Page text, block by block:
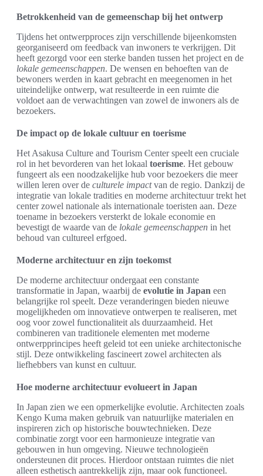
Betrokkenheid van de gemeenschap bij het ontwerp
Tijdens het ontwerpproces zijn verschillende bijeenkomsten
georganiseerd om feedback van inwoners te verkrijgen. Dit
heeft gezorgd voor een sterke banden tussen het project en de
lokale gemeenschappen. De wensen en behoeften van de
bewoners werden in kaart gebracht en meegenomen in het
uiteindelijke ontwerp, wat resulteerde in een ruimte die
voldoet aan de verwachtingen van zowel de inwoners als de
bezoekers.
De impact op de lokale cultuur en toerisme
Het Asakusa Culture and Tourism Center speelt een cruciale
rol in het bevorderen van het lokaal toerisme. Het gebouw
fungeert als een noodzakelijke hub voor bezoekers die meer
willen leren over de culturele impactvan de regio. Dankzij de
integratie van lokale tradities en moderne architectuur trekt het
center zowel nationale als internationale toeristen aan. Deze
toename in bezoekers versterkt de lokale economie en
bevestigt de waarde van de lokale gemeenschappen in het
behoud van cultureel erfgoed.
Moderne architectuur en zijn toekomst
De moderne architectuur ondergaat een constante
transformatie in Japan, waarbij de evolutie in Japan een
belangrijke rol speelt. Deze veranderingen bieden nieuwe
mogelijkheden om innovatieve ontwerpen te realiseren, met
oog voor zowel functionaliteit als duurzaamheid. Het
combineren van traditionele elementen met moderne
ontwerpprincipes heeft geleid tot een unieke architectonische
stijl. Deze ontwikkeling fascineert zowel architecten als
liefhebbers van kunst en cultuur.
Hoe moderne architectuur evolueert in Japan
In Japan zien we een opmerkelijke evolutie. Architecten zoals
Kengo Kuma maken gebruik van natuurlijke materialen en
inspireren zich op historische bouwtechnieken. Deze
combinatie zorgt voor een harmonieuze integratie van
gebouwen in hun omgeving. Nieuwe technologieën
ondersteunen dit proces. Hierdoor ontstaan ruimtes die niet
alleen esthetisch aantrekkelijk zijn, maar ook functioneel.